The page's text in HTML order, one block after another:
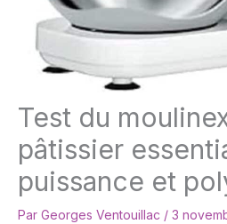
Test du
pâtissier
puissance et
Par Georges Ventouillac / 3